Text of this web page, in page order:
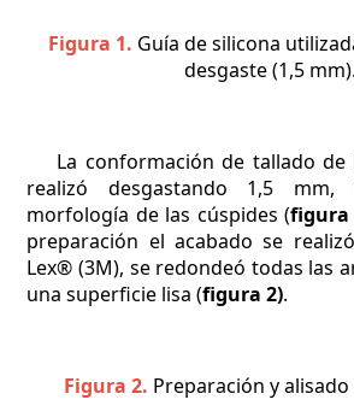
Figura 1. Guía de silicona
desgaste (1,5 mm).
La conformación de tallado de
realizó desgastando 1,5 mm,
morfología de las cúspides (figura
preparación el acabado se
Lex® (3M), se redondeó todas las
una superficie lisa (figura 2).
Figura 2. Preparación y alisado